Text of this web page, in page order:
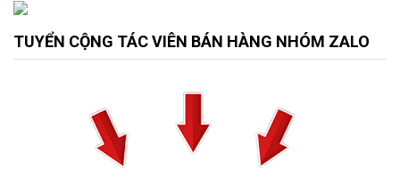
TUYỂN CỘNG TÁC VIÊN BÁN HÀNG NHÓM ZALO